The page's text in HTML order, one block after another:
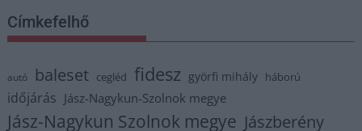
Címkefelhő
autó baleset cegléd fidesz györfi mihály háború
időjárás Jász-Nagykun-Szolnok megye
Jász-Nagykun Szolnok megye Jászberény